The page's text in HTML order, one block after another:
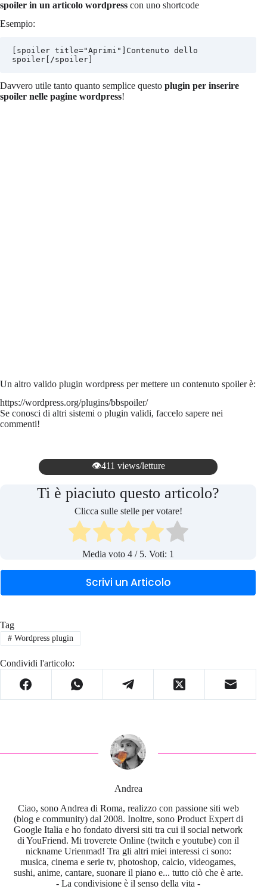
spoiler in un articolo wordpress con uno shortcode
Esempio:
[spoiler title="Aprimi"]Contenuto dello
spoiler[/spoiler]
Davvero utile tanto quanto semplice questo plugin per inserire
spoiler nelle pagine wordpress!
Un altro valido plugin wordpress per mettere un contenuto spoiler è:
https://wordpress.org/plugins/bbspoiler/
Se conosci di altri sistemi o plugin validi, faccelo sapere nei
commenti!
👁️411 views/letture
Ti è piaciuto questo articolo?
Clicca sulle stelle per votare!
Media voto4 / 5. Voti: 1
Scrivi un Articolo
Tag
#Wordpress plugin
Condividi l'articolo:
Andrea
Ciao, sono Andrea di Roma, realizzo con passione siti web
(blog e community) dal 2008. Inoltre, sono Product Expert di
Google Italia e ho fondato diversi siti tra cui il social network
di YouFriend. Mi troverete Online (twitch e youtube) con il
nickname Urienmad! Tra gli altri miei interessi ci sono:
musica, cinema e serie tv, photoshop, calcio, videogames,
sushi, anime, cantare, suonare il piano e... tutto ciò che è arte.
- La condivisione è il senso della vita -